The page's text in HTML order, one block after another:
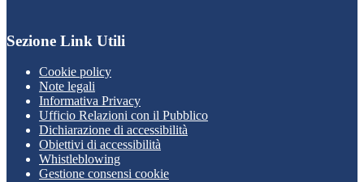
Sezione Link Utili
Cookie policy
Note legali
Informativa Privacy
Ufficio Relazioni con il Pubblico
Dichiarazione di accessibilità
Obiettivi di accessibilità
Whistleblowing
Gestione consensi cookie